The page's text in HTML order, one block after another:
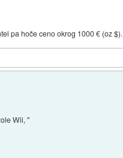
pa hoče ceno okrog 1000 € (oz $).
Wii, "